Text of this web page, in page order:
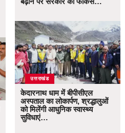
उत्तराखंड
केदारनाथ धाम में बीपीसीएल
अस्पताल का लोकार्पण, श्रद्धालुओं
को मिलेंगी आधुनिक स्वास्थ्य
सुविधाएं…